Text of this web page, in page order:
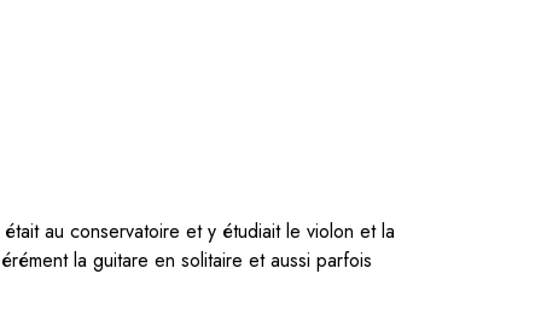
au conservatoire et y étudiait le violon et la
la guitare en solitaire et aussi parfois